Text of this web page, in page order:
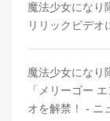
魔法少女になり
リリックビデオ
魔法少女になり
「メリーゴー
オを解禁！ - ニ